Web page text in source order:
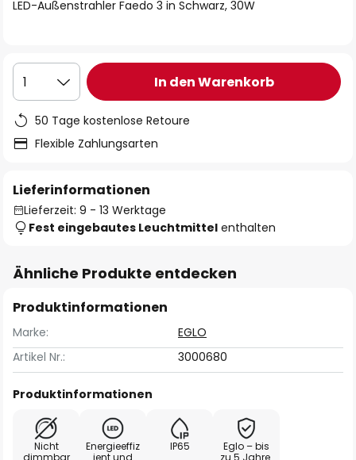
LED-Außenstrahler Faedo 3 in Schwarz, 30W
1 In den Warenkorb
50 Tage kostenlose Retoure
Flexible Zahlungsarten
Lieferinformationen
Lieferzeit: 9 - 13 Werktage
Fest eingebautes Leuchtmittel enthalten
Ähnliche Produkte entdecken
Produktinformationen
Marke:
EGLO
Artikel Nr.:
3000680
Produktinformationen
Nicht
dimmbar
Energieeffiz
ient und
IP65
Eglo – bis
zu 5 Jahre